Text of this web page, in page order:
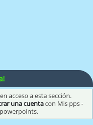
acceso a esta sección.
una cuentacon Mis pps -